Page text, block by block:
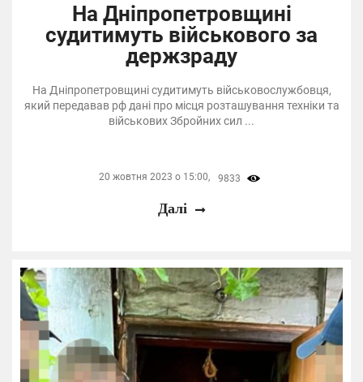
На Дніпропетровщині
судитимуть військового за
держзраду
На Дніпропетровщині судитимуть військовослужбовця,
який передавав рф дані про місця розташування техніки та
військових Збройних сил ...
20 жовтня 2023 о 15:00, 9833
Далі